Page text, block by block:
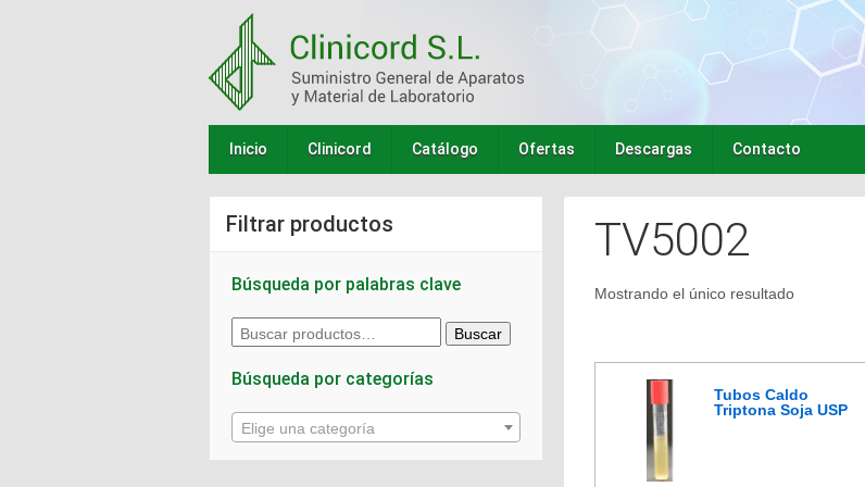
Inicio Clinicord Catálogo Ofertas Descargas Contacto
Filtrar productos
Búsqueda por palabras clave
Buscar
por:
Buscar
Búsqueda por categorías
Elige una categoría
TV5002
Mostrando el único resultado
Tubos Caldo
Triptona Soja USP